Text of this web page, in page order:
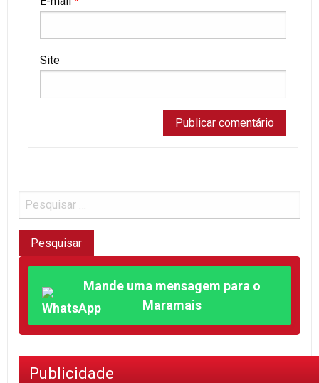
Site
Mande uma mensagem para o
Maramais
Publicidade